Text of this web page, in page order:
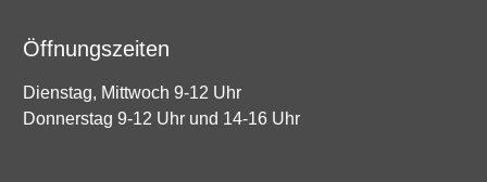
Öffnungszeiten
Dienstag, Mittwoch 9-12 Uhr
Donnerstag 9-12 Uhr und 14-16 Uhr